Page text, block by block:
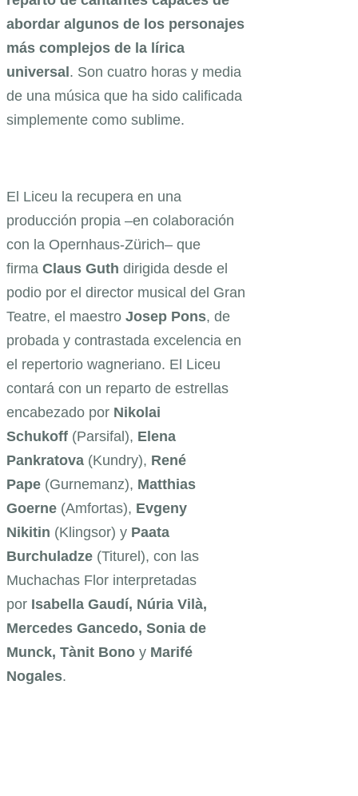
abordar algunos de los personajes
más complejos de la lírica
universal. Son cuatro horas y media
de una música que ha sido calificada
simplemente como sublime.
El Liceu la recupera en una
producción propia –en colaboración
con la Opernhaus-Zürich– que
firma Claus Guth dirigida desde el
podio por el director musical del Gran
Teatre, el maestro Josep Pons, de
probada y contrastada excelencia en
el repertorio wagneriano. El Liceu
contará con un reparto de estrellas
encabezado por Nikolai
Schukoff (Parsifal), Elena
Pankratova (Kundry), René
Pape (Gurnemanz), Matthias
Goerne (Amfortas), Evgeny
Nikitin (Klingsor) y Paata
Burchuladze (Titurel), con las
Muchachas Flor interpretadas
por Isabella Gaudí, Núria Vilà,
Mercedes Gancedo, Sonia de
Munck, Tànit Bono y Marifé
Nogales.